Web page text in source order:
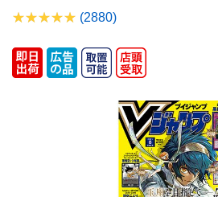
(2880)